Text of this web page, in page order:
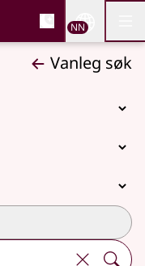
og
NN
Vanleg søk